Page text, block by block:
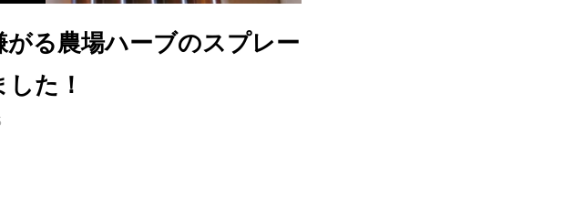
がる農場ハーブのスプレー
た！